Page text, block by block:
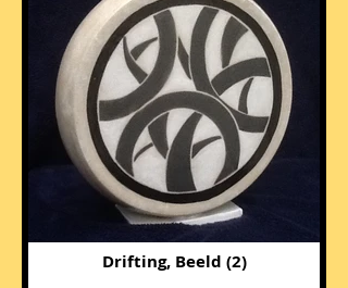
Drifting, Beeld (2)